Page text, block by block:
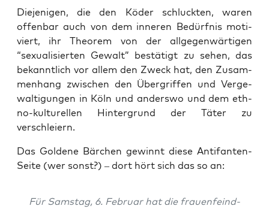
Die­je­ni­gen, die den Köder schluck­ten, waren
offen­bar auch von dem inne­ren Bedürf­nis moti­
viert, ihr Theo­rem von der all­ge­gen­wär­ti­gen
“sexua­li­sier­ten Gewalt” bestä­tigt zu sehen, das
bekannt­lich vor allem den Zweck hat, den Zusam­
men­hang zwi­schen den Über­grif­fen und Ver­ge­
wal­ti­gun­gen in Köln und anders­wo und dem eth­
no-kul­tu­rel­len Hin­ter­grund der Täter zu
verschleiern.
Das Gol­de­ne Bär­chen gewinnt die­se Anti­fan­ten-
Sei­te (wer sonst?) – dort hört sich das so an:
Für Sams­tag, 6. Febru­ar hat die frau­en­feind­